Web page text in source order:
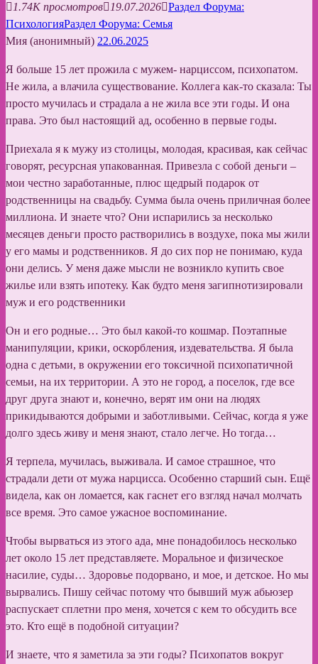
1.74K просмотров 19.07.2026 Раздел Форума:
ПсихологияРаздел Форума: Семья
Мия (анонимный) 22.06.2025
Я больше 15 лет прожила с мужем- нарциссом, психопатом.
Не жила, а влачила существование. Коллега как-то сказала: Ты
просто мучилась и страдала а не жила все эти годы. И она
права. Это был настоящий ад, особенно в первые годы.
Приехала я к мужу из столицы, молодая, красивая, как сейчас
говорят, ресурсная упакованная. Привезла с собой деньги –
мои честно заработанные, плюс щедрый подарок от
родственницы на свадьбу. Сумма была очень приличная более
миллиона. И знаете что? Они испарились за несколько
месяцев деньги просто растворились в воздухе, пока мы жили
у его мамы и родственников. Я до сих пор не понимаю, куда
они делись. У меня даже мысли не возникло купить свое
жилье или взять ипотеку. Как будто меня загипнотизировали
муж и его родственники
Он и его родные… Это был какой-то кошмар. Поэтапные
манипуляции, крики, оскорбления, издевательства. Я была
одна с детьми, в окружении его токсичной психопатичной
семьи, на их территории. А это не город, а поселок, где все
друг друга знают и, конечно, верят им они на людях
прикидываются добрыми и заботливыми. Сейчас, когда я уже
долго здесь живу и меня знают, стало легче. Но тогда…
Я терпела, мучилась, выживала. И самое страшное, что
страдали дети от мужа нарцисса. Особенно старший сын. Ещё
видела, как он ломается, как гаснет его взгляд начал молчать
все время. Это самое ужасное воспоминание.
Чтобы вырваться из этого ада, мне понадобилось несколько
лет около 15 лет представляете. Моральное и физическое
насилие, суды… Здоровье подорвано, и мое, и детское. Но мы
вырвались. Пишу сейчас потому что бывший муж абьюзер
распускает сплетни про меня, хочется с кем то обсудить все
это. Кто ещё в подобной ситуации?
И знаете, что я заметила за эти годы? Психопатов вокруг